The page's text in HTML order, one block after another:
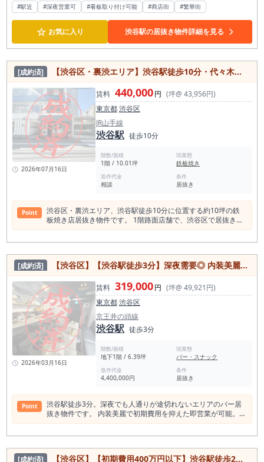
#駅近 #深夜営業可 #看板取り付け可能 #商店街 #繁華街
☆ お気に入り 渋谷駅の居抜き物件詳細を見る
[成約済] 【渋谷区・裏渋エリア】渋谷駅徒歩10分・代々木公園方面も利用可／1階路面の鉄板焼き居抜き物件・約10坪
2026年07月16日
賃料 440,000円 (坪@ 43,956円)
東京都渋谷区
JR山手線
渋谷駅 徒歩10分
階数/面積
1階 / 10.01坪
現業態
鉄板焼き
造作代金
相談
条件
居抜き
Point
渋谷区・裏渋エリア、渋谷駅徒歩10分に位置する約10坪の鉄
板焼き店居抜き物件です。 1階路面店舗で、渋谷区で居抜き物
件を探している方、渋谷で飲食店開業を検討している方にご確
る「裏渋」エリアです。 渋谷駅から徒歩圏内でありながら、
代々木公園方面からも利用しやすく、周辺住民や近隣勤務者、
裏渋エリアを目的に訪れる来街者などを対象とした店舗づくり
を検討できます。 渋谷駅前の通行量だけに依存する店舗ではな
く、料理、接客、店舗の雰囲気を通じて固定客を積み上げる営
業スタイルに向いた立地です。 渋谷で開業しながらも、駅前の
にぎわいとは異なる環境で、地域に根付く飲食店を運営したい
方に適しています。 店舗面積は約10坪。大型店舗のように多
人数のスタッフや多数の客席を前提とせず、オーナーを中心と
した少人数運営を計画しやすいサイズです。 カウンター主体の
鉄板焼き店、お好み焼き店、鉄板バル、ステーキ店、小料理
店、創作居酒屋など、調理工程を店内演出の一部として活用す
る業態との相性を検討できます。 現業態は鉄板焼き店です。
既存の厨房、鉄板設備、内装、客席レイアウトなどを出店予定
作する場合と比較して、開業工事の範囲や準備期間を抑えられ
る可能性があります。 ただし、設備や造作の使用可否、性能、
残置状況については、内見時の確認および専門業者による点検
が必要です。 1階路面店舗であることも本物件の特徴です。 店
頭看板、メニュー掲出、営業時間案内、外観演出などを通じ
て、周辺を通行する方に店舗を認知してもらう導線を検討でき
ます。 裏渋エリアでは、派手な店頭演出だけでなく、外観、照
[成約済] 【渋谷区】【渋谷駅徒歩3分】深夜需要◎ 内装美麗のバー居抜き 即営業可
2026年03月16日
賃料 319,000円 (坪@ 49,921円)
東京都渋谷区
京王井の頭線
渋谷駅 徒歩3分
階数/面積
地下1階 / 6.39坪
現業態
バー・スナック
造作代金
4,400,000円
条件
居抜き
Point
渋谷駅徒歩3分。深夜でも人通りが途切れないエリアのバー居
抜き物件です。 内装美麗で初期費用を抑えた即営業が可能。小
箱で回しやすく、深夜営業を活かした売上設計ができます。
目・流れ客を狙える、バー業態に強い立地です。 ✅ 内装美麗
[成約済] 【渋谷区】【初期費用400万円以下】渋谷駅徒歩2分／夜の時間帯も人通りが多い／駅近の美容サロン居抜き物件／約6.09坪